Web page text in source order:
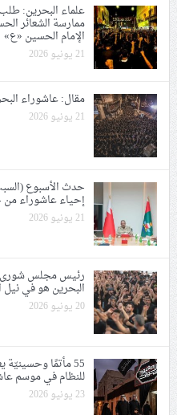
علماء البحرين:
ممارسة الشعائر
الإمام الحسين «ع»
21 يونيو 2026
مقال: عاشوراء
21 يونيو 2026
إحياء عاشوراء من
21 يونيو 2026
البحرين هو في
20 يونيو 2026
55 مأتمًا
للنظام في موسم
23 يونيو 2026